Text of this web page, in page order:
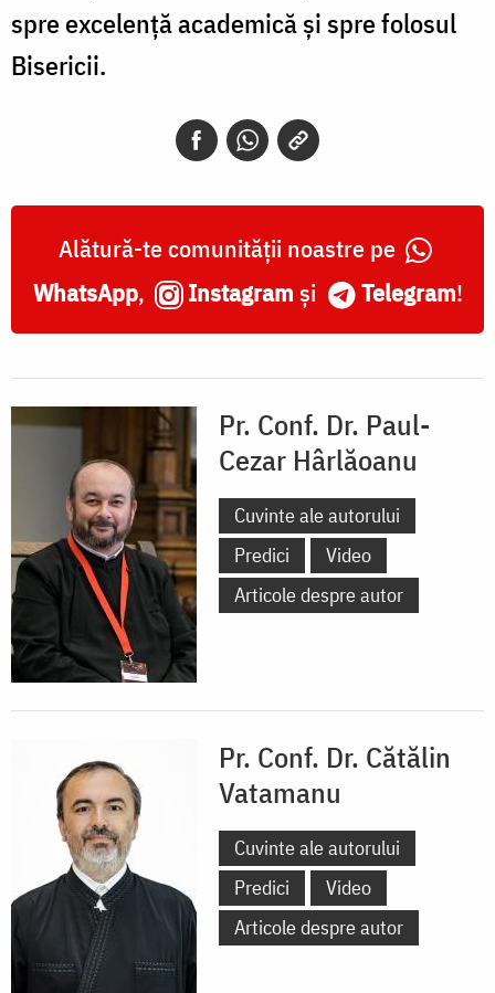
spre excelență academică și spre folosul
Bisericii.
Alătură-te comunității noastre pe
WhatsApp, Instagram și Telegram!
Pr. Conf. Dr. Paul-
Cezar Hârlăoanu
Cuvinte ale autorului
Predici
Video
Articole despre autor
Pr. Conf. Dr. Cătălin
Vatamanu
Cuvinte ale autorului
Predici
Video
Articole despre autor